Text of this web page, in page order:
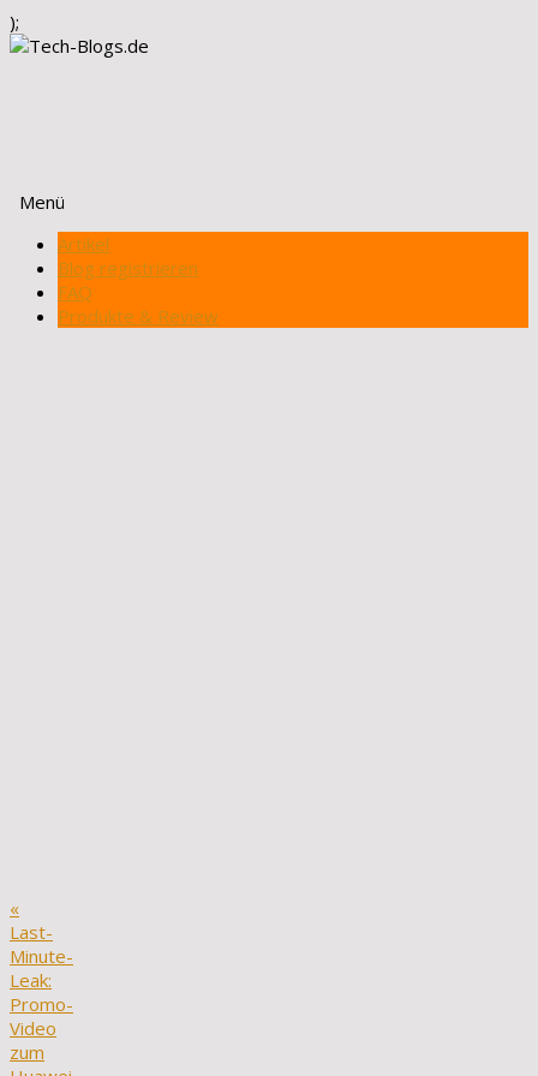
);
Menü
Zum
Inhalt
springen
Artikel
Blog registrieren
FAQ
Produkte & Review
«
Last-
Minute-
Leak:
Promo-
Video
zum